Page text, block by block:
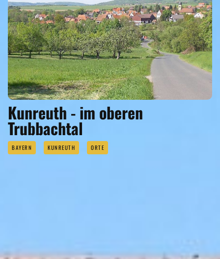
Kunreuth - im oberen
Trubbachtal
BAYERN KUNREUTH ORTE